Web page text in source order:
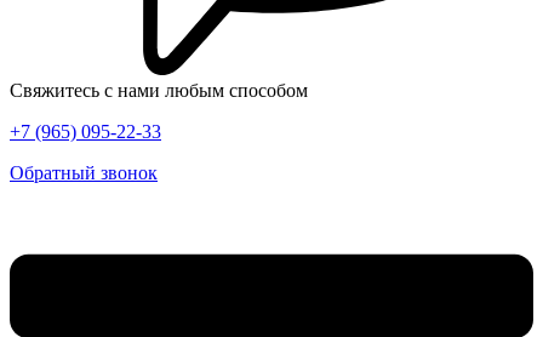
Свяжитесь с нами любым способом
+7 (965) 095-22-33
Обратный звонок